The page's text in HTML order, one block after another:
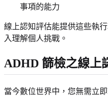
事項的能力
線上認知評估能提供這些執
入理解個人挑戰。
ADHD 篩檢之線上
當今數位世界中，您無需立